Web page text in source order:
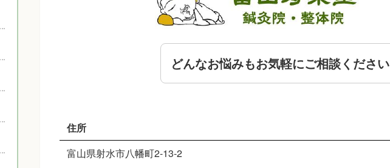
どんなお悩みもお気軽にご相談ください
住所
富山県射水市八幡町2-13-2